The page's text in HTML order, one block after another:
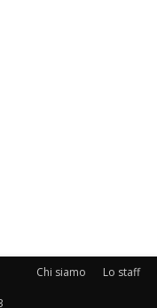
Chi siamo Lo staff